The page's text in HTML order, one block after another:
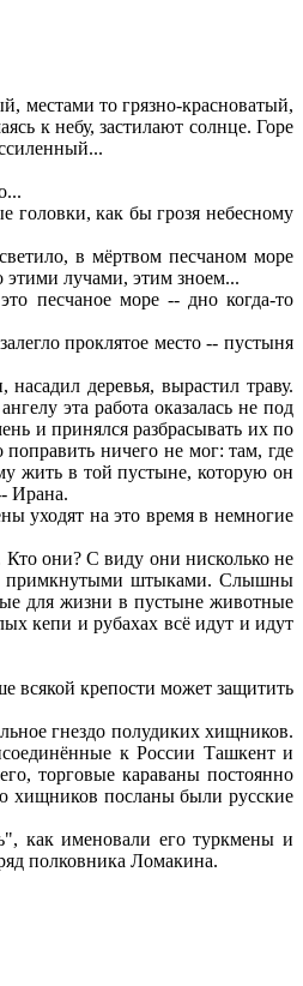
местами то грязно-красноватый,
к небу, застилают солнце. Горе
головки, как бы грозя небесному
в мёртвом песчаном море
этими лучами, этим зноем...
песчаное море -- дно когда-то
проклятое место -- пустыня
деревья, вырастил траву.
эта работа оказалась не под
и принялся разбрасывать их по
ничего не мог: там, где
жить в той пустыне, которую он
Ирана.
уходят на это время в немногие
они? С виду они нисколько не
с примкнутыми штыками. Слышны
для жизни в пустыне животные
кепи и рубахах всё идут и идут
всякой крепости может защитить
гнездо полудиких хищников.
к России Ташкент и
торговые караваны постоянно
хищников посланы были русские
как именовали его туркмены и
полковника Ломакина.